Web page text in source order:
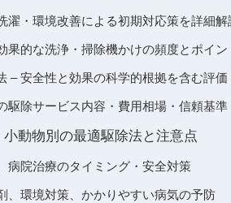
濯・環境改善による初期対応策を詳細解
的な洗浄・掃除機かけの頻度とポイン
– 安全性と効果の科学的根拠を含む評価
駆除サービス内容・費用相場・信頼基準
動物別の最適駆除法と注意点
病院治療のタイミング・安全対策
、環境対策、かかりやすい病気の予防